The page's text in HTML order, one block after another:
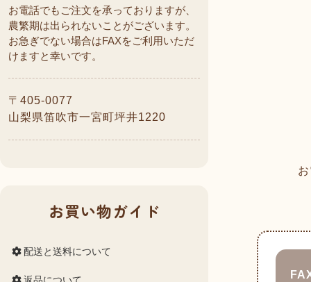
お電話でもご注文を承っておりますが、
農繁期は出られないことがございます。
お急ぎでない場合はFAXをご利用いただ
けますと幸いです。
〒405-0077
山梨県笛吹市一宮町坪井1220
お買い物ガイド
配送と送料について